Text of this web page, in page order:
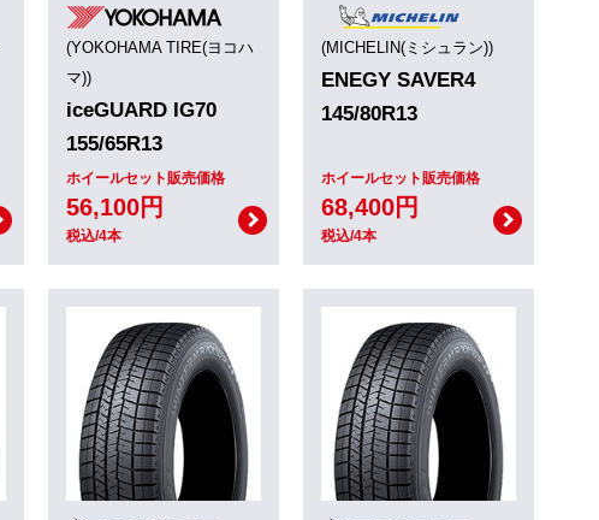
(YOKOHAMA TIRE(ヨコハ
マ))
iceGUARD IG70
155/65R13
ホイールセット販売価格
56,100円
税込/4本
(MICHELIN(ミシュラン))
ENEGY SAVER4
145/80R13
ホイールセット販売価格
68,400円
税込/4本